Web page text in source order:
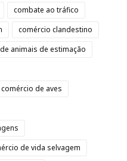
combate ao tráfico
comércio clandestino
animais de estimação
comércio de aves
de vida selvagem